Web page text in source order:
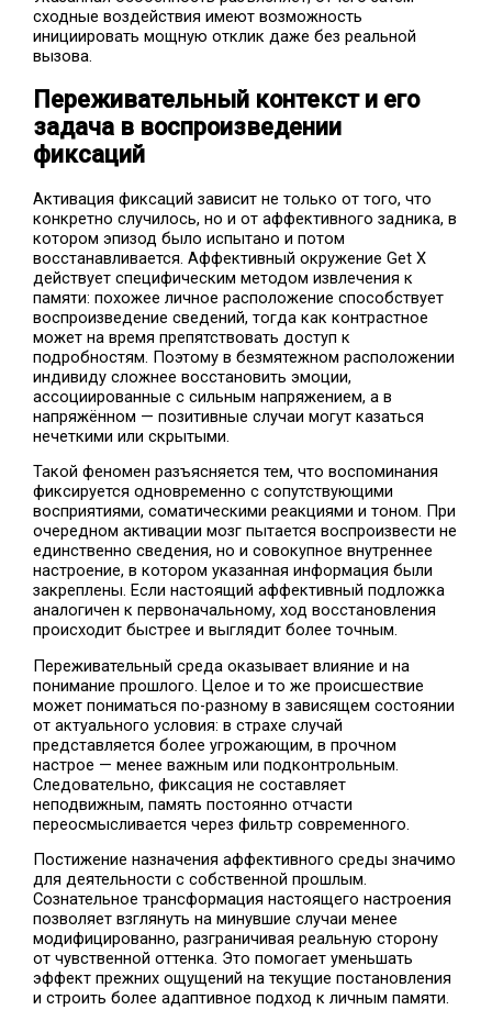
сходные воздействия имеют возможность
инициировать мощную отклик даже без реальной
вызова.
Переживательный контекст и его
задача в воспроизведении
фиксаций
Активация фиксаций зависит не только от того, что
конкретно случилось, но и от аффективного задника, в
котором эпизод было испытано и потом
восстанавливается. Аффективный окружение Get X
действует специфическим методом извлечения к
памяти: похожее личное расположение способствует
воспроизведение сведений, тогда как контрастное
может на время препятствовать доступ к
подробностям. Поэтому в безмятежном расположении
индивиду сложнее восстановить эмоции,
ассоциированные с сильным напряжением, а в
напряжённом — позитивные случаи могут казаться
нечеткими или скрытыми.
Такой феномен разъясняется тем, что воспоминания
фиксируется одновременно с сопутствующими
восприятиями, соматическими реакциями и тоном. При
очередном активации мозг пытается воспроизвести не
единственно сведения, но и совокупное внутреннее
настроение, в котором указанная информация были
закреплены. Если настоящий аффективный подложка
аналогичен к первоначальному, ход восстановления
происходит быстрее и выглядит более точным.
Переживательный среда оказывает влияние и на
понимание прошлого. Целое и то же происшествие
может пониматься по-разному в зависящем состоянии
от актуального условия: в страхе случай
представляется более угрожающим, в прочном
настрое — менее важным или подконтрольным.
Следовательно, фиксация не составляет
неподвижным, память постоянно отчасти
переосмысливается через фильтр современного.
Постижение назначения аффективного среды значимо
для деятельности с собственной прошлым.
Сознательное трансформация настоящего настроения
позволяет взглянуть на минувшие случаи менее
модифицированно, разграничивая реальную сторону
от чувственной оттенка. Это помогает уменьшать
эффект прежних ощущений на текущие постановления
и строить более адаптивное подход к личным памяти.